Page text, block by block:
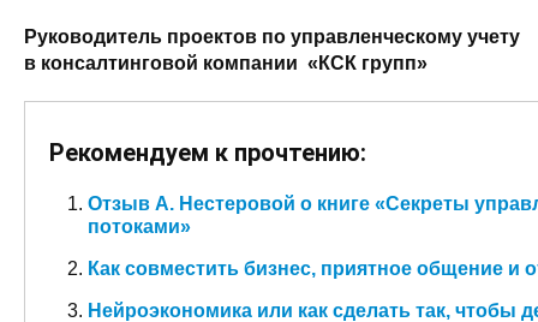
Руководитель проектов по управленческому учету
в консалтинговой компании «КСК групп»
Рекомендуем к прочтению:
Отзыв А. Нестеровой о книге «Секреты
потоками»
Как совместить бизнес, приятное общение и
Нейроэкономика или как сделать так, чтобы